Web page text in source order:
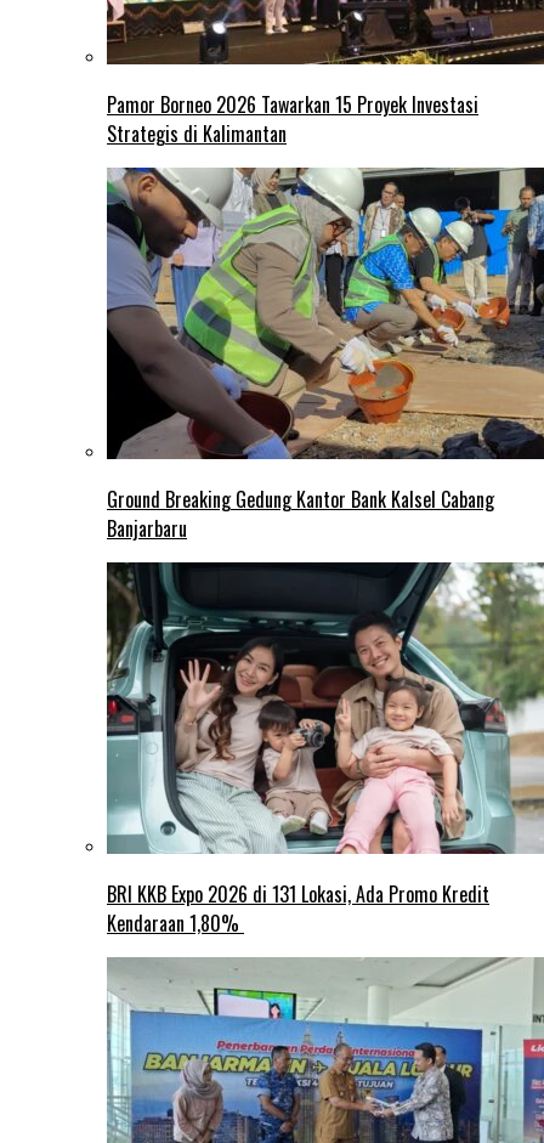
Pamor Borneo 2026 Tawarkan 15 Proyek Investasi
Strategis di Kalimantan
Ground Breaking Gedung Kantor Bank Kalsel Cabang
Banjarbaru
BRI KKB Expo 2026 di 131 Lokasi, Ada Promo Kredit
Kendaraan 1,80%